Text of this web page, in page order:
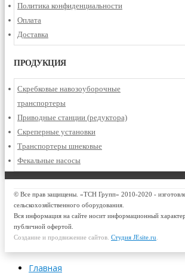
Политика конфиденциальности
Оплата
Доставка
ПРОДУКЦИЯ
Скребковые навозоуборочные
транспортеры
Приводные станции (редуктора)
Скреперные установки
Транспортеры шнековые
Фекальные насосы
© Все прав защищены. «ТСН Групп» 2010-2020 -
сельскохозяйственного оборудования.
Вся информация на сайте носит информационный
публичной офертой.
Создание и продвижение сайтов. Студия JEsite.ru
Главная